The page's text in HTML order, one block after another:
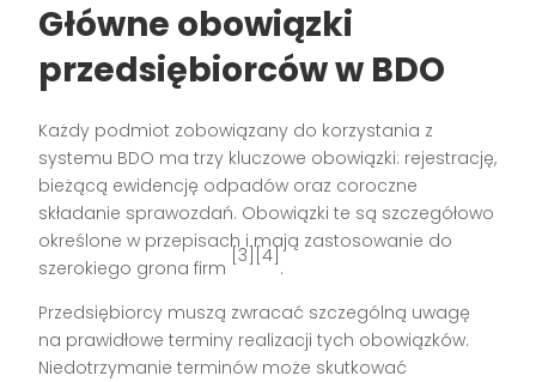
Główne obowiązki
przedsiębiorców w BDO
Każdy podmiot zobowiązany do korzystania z
systemu BDO ma trzy kluczowe obowiązki: rejestrację,
bieżącą ewidencję odpadów oraz coroczne
składanie sprawozdań. Obowiązki te są szczegółowo
określone w przepisach i mają zastosowanie do
szerokiego grona firm
[3][4]
.
Przedsiębiorcy muszą zwracać szczególną uwagę
na prawidłowe terminy realizacji tych obowiązków.
Niedotrzymanie terminów może skutkować